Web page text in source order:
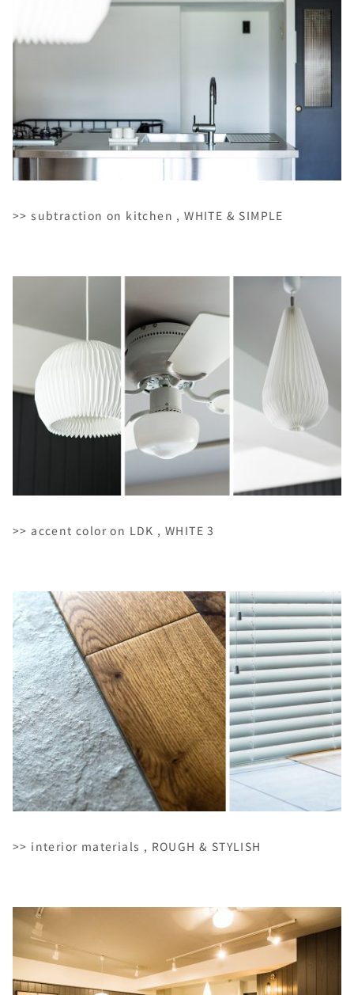
>> subtraction on kitchen , WHITE & SIMPLE
>> accent color on LDK , WHITE 3
>> interior materials , ROUGH & STYLISH